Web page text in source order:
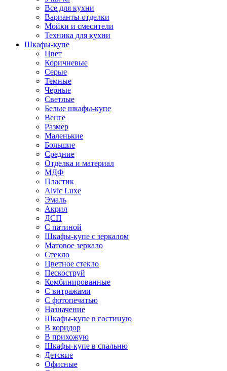
Все для кухни
Варианты отделки
Мойки и смесители
Техника для кухни
Шкафы-купе
Цвет
Коричневые
Серые
Темные
Черные
Светлые
Белые шкафы-купе
Венге
Размер
Маленькие
Большие
Средние
Отделка и материал
МДФ
Пластик
Alvic Luxe
Эмаль
Акрил
ДСП
С патиной
Шкафы-купе с зеркалом
Матовое зеркало
Стекло
Цветное стекло
Пескоструй
Комбинированные
С витражами
С фотопечатью
Назначение
Шкафы-купе в гостиную
В коридор
В прихожую
Шкафы-купе в спальню
Детские
Офисные